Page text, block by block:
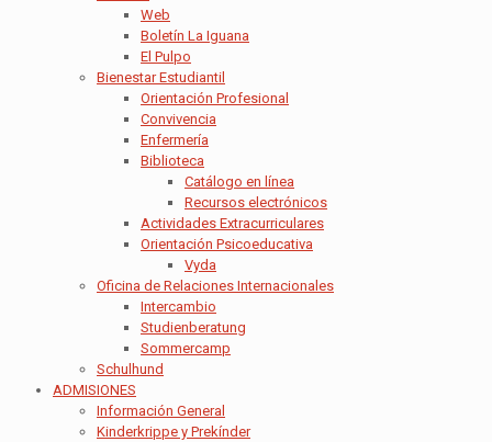
Web
Boletín La Iguana
El Pulpo
Bienestar Estudiantil
Orientación Profesional
Convivencia
Enfermería
Biblioteca
Catálogo en línea
Recursos electrónicos
Actividades Extracurriculares
Orientación Psicoeducativa
Vyda
Oficina de Relaciones Internacionales
Intercambio
Studienberatung
Sommercamp
Schulhund
ADMISIONES
Información General
Kinderkrippe y Prekínder